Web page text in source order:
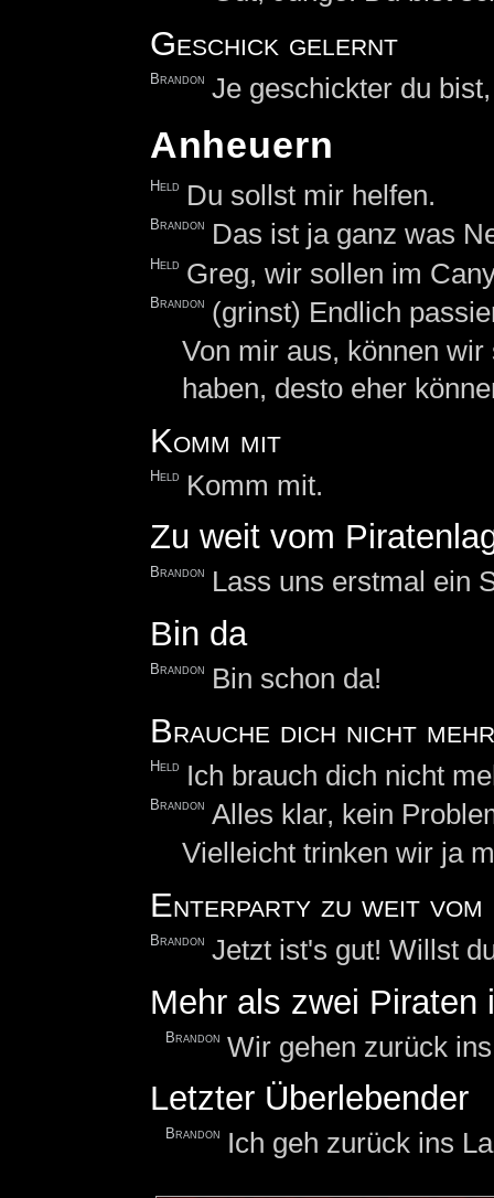
Geschick gelernt
Brandon Je geschickter du
Anheuern
Held Du sollst mir helfen.
Brandon Das ist ja ganz was
Held Greg, wir sollen im
Brandon (grinst) Endlich
Von mir aus, können
haben, desto eher
Komm mit
Held Komm mit.
Zu weit vom
Brandon Lass uns erstmal ein
Bin da
Brandon Bin schon da!
Brauche dich nicht mehr
Held Ich brauch dich nicht
Brandon Alles klar, kein
Vielleicht trinken wir ja
Enterparty zu weit
Brandon Jetzt ist's gut! Willst
Mehr als zwei Piraten
Brandon Wir gehen zurück
Letzter Überlebender
Brandon Ich geh zurück ins